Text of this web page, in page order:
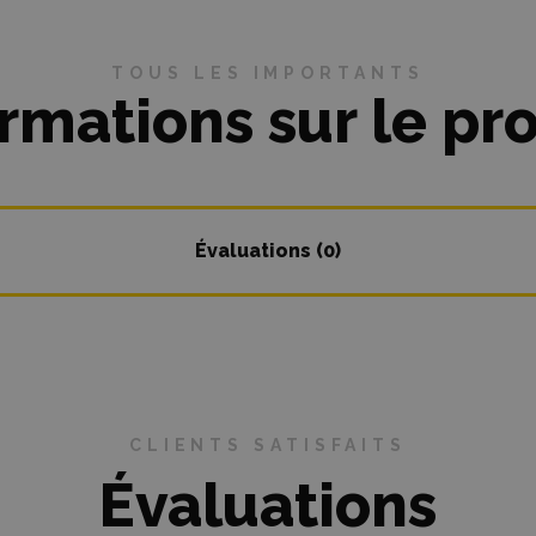
TOUS LES IMPORTANTS
sur le
Évaluations (0)
CLIENTS SATISFAITS
Évaluations